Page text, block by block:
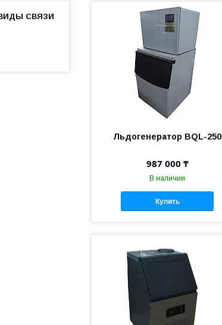
Льдогенератор BQL-250
987 000 ₸
В наличии
Купить